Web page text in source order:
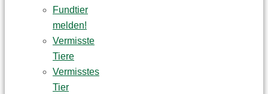
Fundtier
melden!
Vermisste
Tiere
Vermisstes
Tier